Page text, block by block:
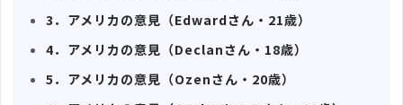
3．アメリカの意見（Edwardさん・21歳）
4．アメリカの意見（Declanさん・18歳）
5．アメリカの意見（Ozenさん・20歳）